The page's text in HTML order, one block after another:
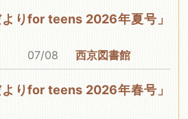
よりfor teens 2026年夏号」
07/08 西京図書館
よりfor teens 2026年春号」